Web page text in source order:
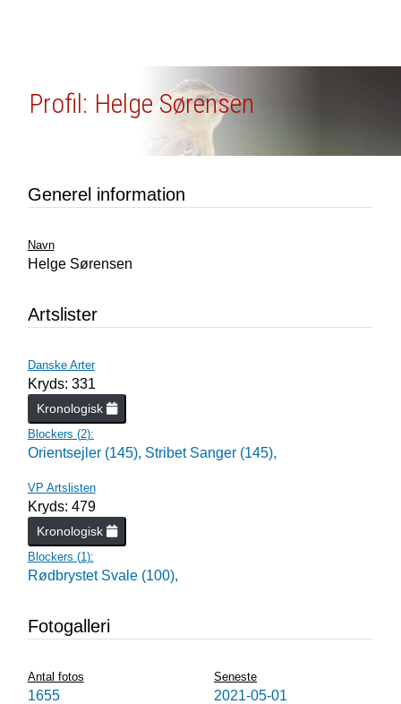
Profil: Helge Sørensen
Generel information
Navn
Helge Sørensen
Artslister
Danske Arter
Kryds: 331
Kronologisk
Blockers (2):
Orientsejler (145), Stribet Sanger (145),
VP Artslisten
Kryds: 479
Kronologisk
Blockers (1):
Rødbrystet Svale (100),
Fotogalleri
Antal fotos
1655
Seneste
2021-05-01